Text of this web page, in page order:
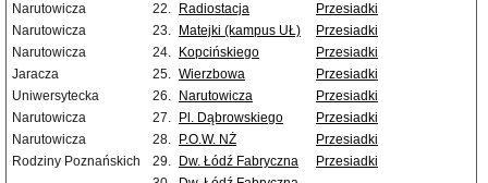
Narutowicza
22. Radiostacja
Przesiadki
Narutowicza
23. Matejki (kampus UŁ)
Przesiadki
Narutowicza
24. Kopcińskiego
Przesiadki
Jaracza
25. Wierzbowa
Przesiadki
Uniwersytecka
26. Narutowicza
Przesiadki
Narutowicza
27. Pl. Dąbrowskiego
Przesiadki
Narutowicza
28. P.O.W. NŻ
Przesiadki
Rodziny Poznańskich
29. Dw. Łódź Fabryczna
Przesiadki